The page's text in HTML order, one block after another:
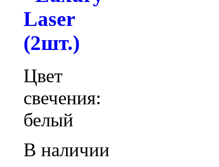
Laser
(2шт.)
Цвет
свечения:
белый
В наличии